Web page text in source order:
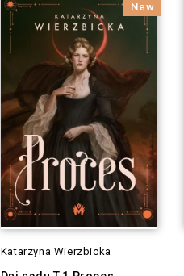
New
Katarzyna Wierzbicka